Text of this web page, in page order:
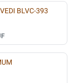
BLVC-393